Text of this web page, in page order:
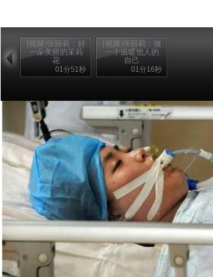
[视频]张丽莉：好
一朵美丽的茉莉
花
01分51秒
[视频]张丽莉：做
一个温暖他人的
自己
01分16秒